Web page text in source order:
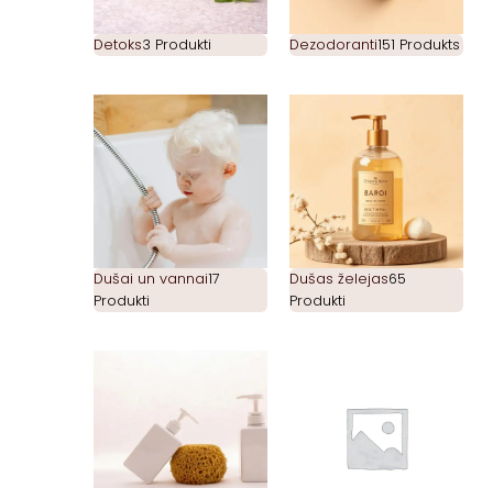
Detoks3 Produkti Dezodoranti151 Produkts
Dušai un vannai17
Produkti
Dušas želejas65
Produkti